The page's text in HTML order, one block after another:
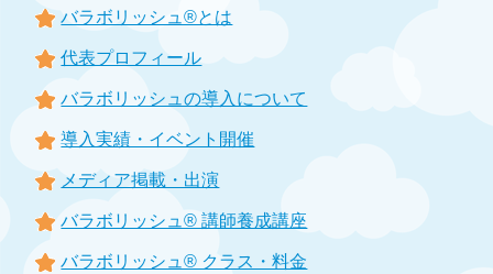
バラボリッシュ®とは
代表プロフィール
バラボリッシュの導入について
導入実績・イベント開催
メディア掲載・出演
バラボリッシュ® 講師養成講座
バラボリッシュ® クラス・料金